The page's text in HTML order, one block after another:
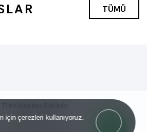
için çerezleri kullanıyoruz.
Got it!
TÜMÜ
2016 - 2026